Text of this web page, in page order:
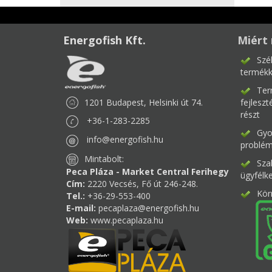
Energofish Kft.
1201 Budapest, Helsinki út 74.
+36-1-283-2285
info@energofish.hu
Mintabolt:
Peca Pláza - Market Central Ferihegy
Cím: 2220 Vecsés, Fő út 246-248.
Tel.: +36-29-553-400
E-mail: pecaplaza@energofish.hu
Web: www.pecaplaza.hu
Miért
részt